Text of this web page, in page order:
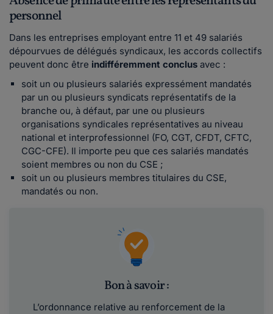
personnel
Dans les entreprises employant entre 11 et 49 salariés
dépourvues de délégués syndicaux, les accords collectifs
peuvent donc être indifféremment conclus avec :
soit un ou plusieurs salariés expressément mandatés
par un ou plusieurs syndicats représentatifs de la
branche ou, à défaut, par une ou plusieurs
organisations syndicales représentatives au niveau
national et interprofessionnel (FO, CGT, CFDT, CFTC,
CGC-CFE). Il importe peu que ces salariés mandatés
soient membres ou non du CSE ;
soit un ou plusieurs membres titulaires du CSE,
mandatés ou non.
Bon à savoir :
L’ordonnance relative au renforcement de la